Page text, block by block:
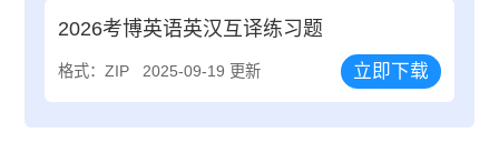
2026考博英语英汉互译练习题
格式：ZIP 2025-09-19 更新 立即下载